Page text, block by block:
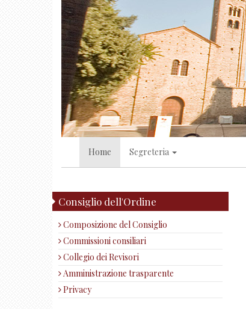
Home Segreteria
Consiglio dell'Ordine
Composizione del Consiglio
Commissioni consiliari
Collegio dei Revisori
Amministrazione trasparente
Privacy